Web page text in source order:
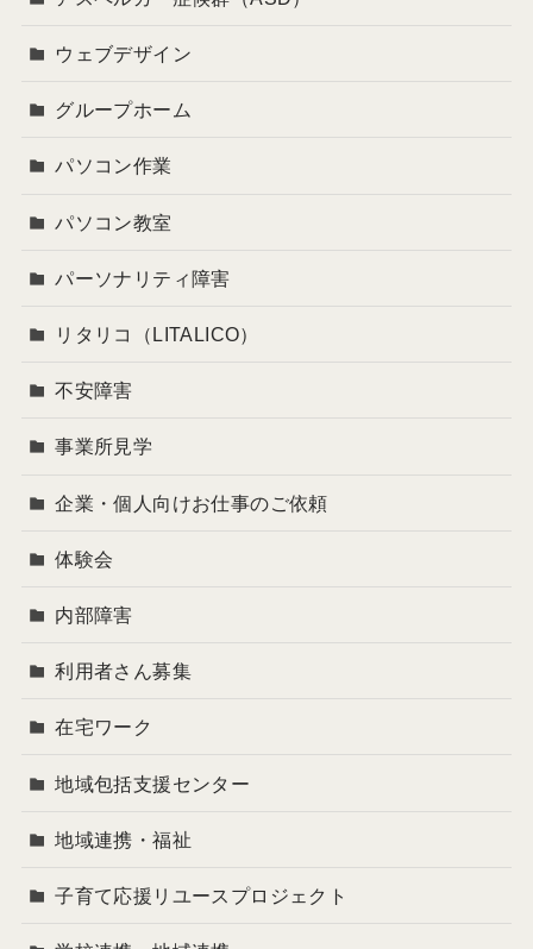
ウェブデザイン
グループホーム
パソコン作業
パソコン教室
パーソナリティ障害
リタリコ（LITALICO）
不安障害
事業所見学
企業・個人向けお仕事のご依頼
体験会
内部障害
利用者さん募集
在宅ワーク
地域包括支援センター
地域連携・福祉
子育て応援リユースプロジェクト